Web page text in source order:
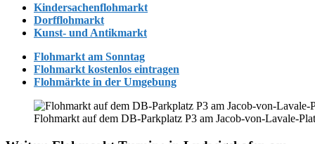
Kindersachenflohmarkt
Dorfflohmarkt
Kunst- und Antikmarkt
Flohmarkt am Sonntag
Flohmarkt kostenlos eintragen
Flohmärkte in der Umgebung
Flohmarkt auf dem DB-Parkplatz P3 am Jacob-von-Lavale-